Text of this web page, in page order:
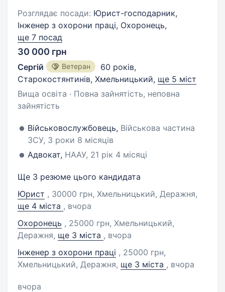
Розглядає посади: Юрист-господарник,
Інженер з охорони праці, Охоронець,
ще 7 посад
30 000 грн
Сергій Ветеран 60 років,
Старокостянтинів, Хмельницький, ще 5 міст
Вища освіта · Повна зайнятість, неповна
зайнятість
Військовослужбовець, Військова частина
ЗСУ, 3 роки 8 місяців
Адвокат, НААУ, 21 рік 4 місяці
Ще 3 резюме цього кандидата
Юрист , 30000 грн, Хмельницький, Деражня,
ще 4 міста , вчора
Охоронець , 25000 грн, Хмельницький,
Деражня, ще 3 міста , вчора
Інженер з охорони праці , 25000 грн,
Хмельницький, Деражня, ще 3 міста , вчора
вчора